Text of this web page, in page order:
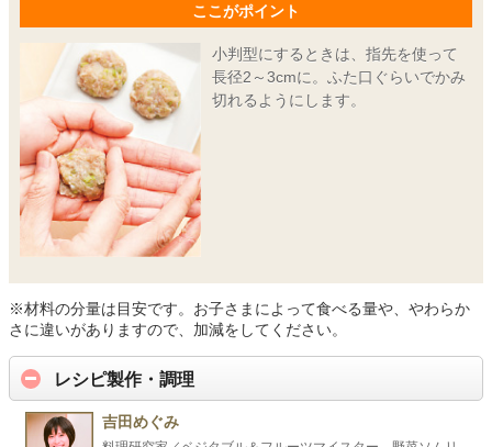
ここがポイント
小判型にするときは、指先を使って
長径2～3cmに。ふた口ぐらいでかみ
切れるようにします。
※材料の分量は目安です。お子さまによって食べる量や、やわらか
さに違いがありますので、加減をしてください。
レシピ製作・調理
吉田めぐみ